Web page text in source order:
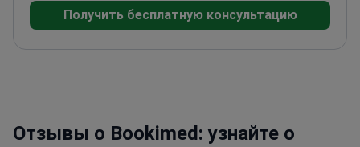
Получить бесплатную консультацию
Отзывы о Bookimed: узнайте о